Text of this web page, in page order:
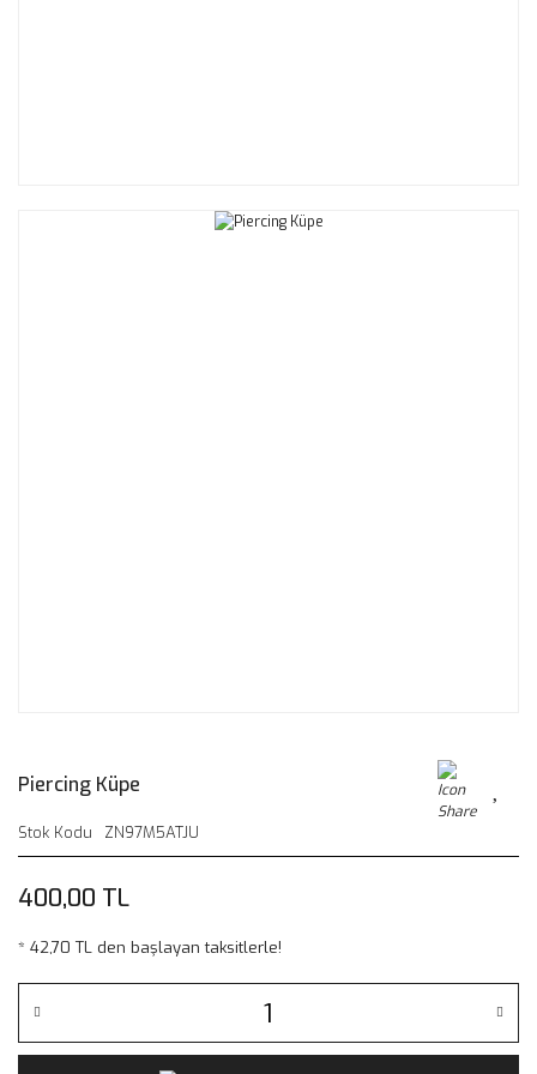
Piercing Küpe
Stok Kodu ZN97M5ATJU
400,00 TL
* 42,70 TL den başlayan taksitlerle!